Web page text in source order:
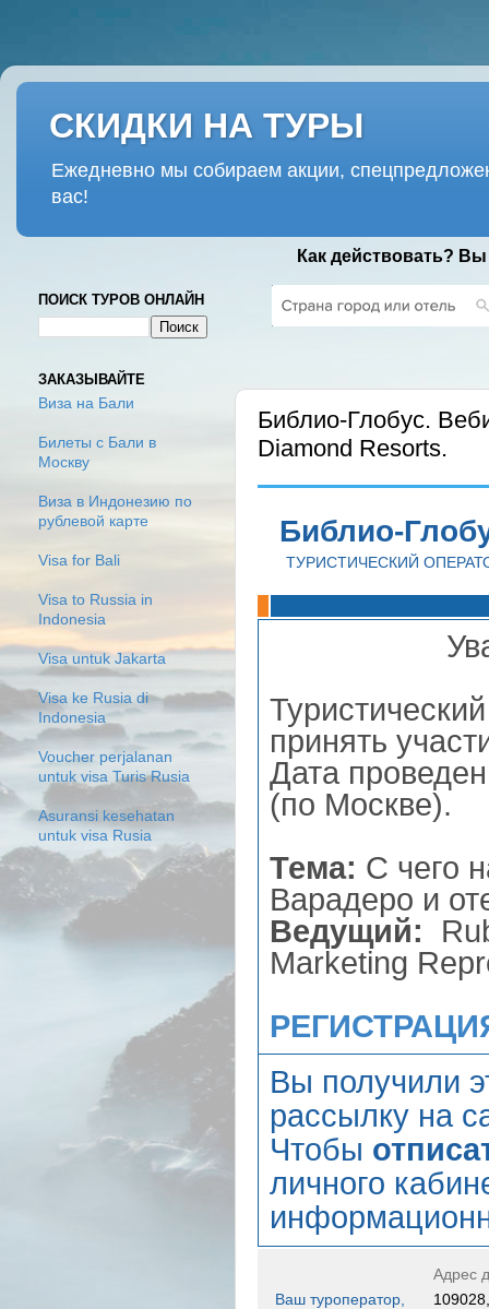
СКИДКИ НА ТУРЫ
Ежедневно мы собираем акции,
вас!
Как действовать?
Библио-Глобус.
Diamond Resorts.
Библио-
ТУРИСТИЧЕСКИЙ
принять
Дата
(по Москве).
Тема: C чего
Варадеро и
Ведущий:
Marketing
Вы получили
рассылку на
Чтобы
личного
Адрес
Ваш туроператор,
ПОИСК ТУРОВ ОНЛАЙН
ЗАКАЗЫВАЙТЕ
Виза на Бали
Билеты с Бали в
Москву
Виза в Индонезию по
рублевой карте
Visa for Bali
Visa to Russia in
Indonesia
Visa untuk Jakarta
Visa ke Rusia di
Indonesia
Voucher perjalanan
untuk visa Turis Rusia
Asuransi kesehatan
untuk visa Rusia